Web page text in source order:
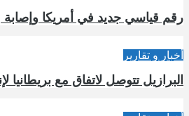
رقم قياسي جديد في أمريكا وإصابة
أخبار و تقارير
البرازيل تتوصل لاتفاق مع بريطانيا